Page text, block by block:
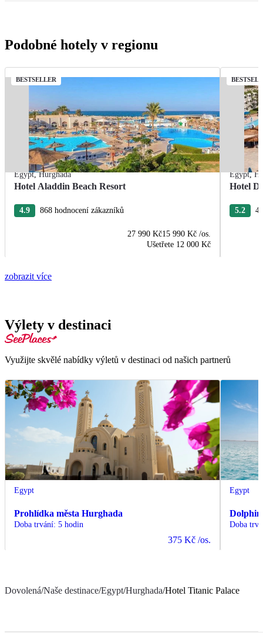
Podobné hotely v regionu
BESTSELLER
Egypt,Hurghada
Hotel Aladdin Beach Resort
4.9 868 hodnocení zákazníků
27 990 Kč15 990 Kč /os.
Ušetřete 12 000 Kč
Egypt,
Hotel
5.2
zobrazit více
Výlety v destinaci
Využijte skvělé nabídky výletů v destinaci od našich partnerů
Egypt
Prohlídka města Hurghada
Doba trvání: 5 hodin
375 Kč /os.
Egypt
Dolphin
Doba
Dovolená/Naše destinace/Egypt/Hurghada/Hotel Titanic Palace